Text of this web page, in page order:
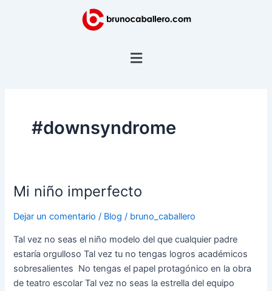
Menú
#downsyndrome
Mi niño imperfecto
Dejar un comentario / Blog / bruno_caballero
Tal vez no seas el niño modelo del que cualquier padre
estaría orgulloso Tal vez tu no tengas logros académicos
sobresalientes No tengas el papel protagónico en la obra
de teatro escolar Tal vez no seas la estrella del equipo
Mi
imperfecto